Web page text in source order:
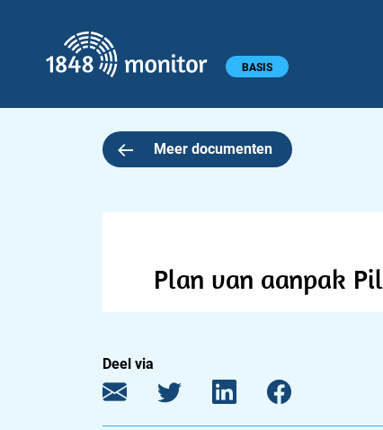
Hoofdmenu BASIS
Meer documenten
Plan van aanpak
Deel via